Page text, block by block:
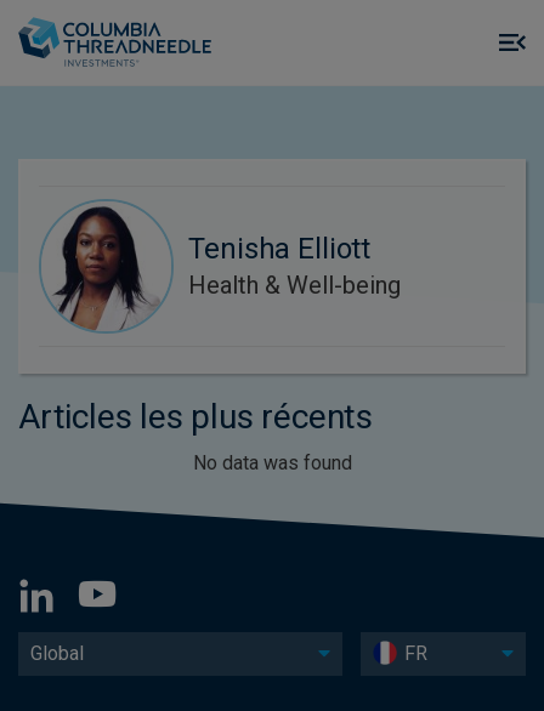
Tenisha Elliott
Health & Well-being
Articles les plus récents
No data was found
Global FR